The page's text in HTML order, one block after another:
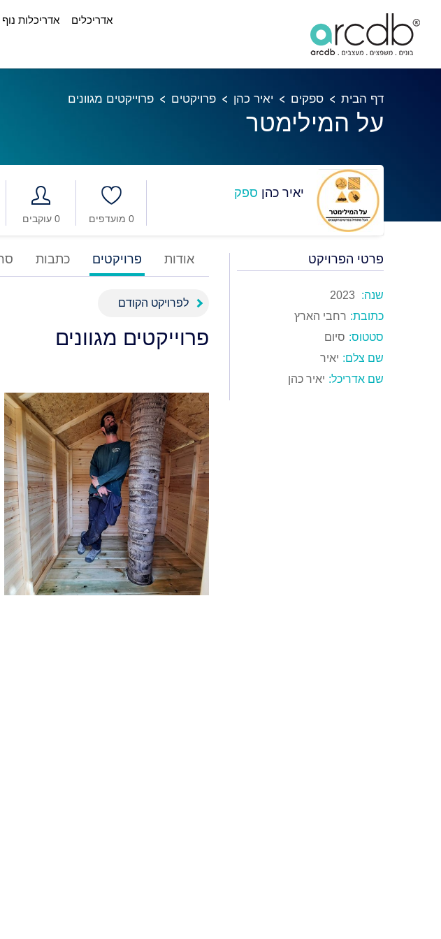
אדריכלים אדריכלות נוף
דף הבית ספקים יאיר כהן פרויקטים פרוייקטים מגוונים
על המילימטר
יאיר כהן ספק
0 עוקבים 0 מועדפים
פרטי הפרויקט
שנה: 2023
כתובת: רחבי הארץ
סטטוס: סיום
שם צלם: יאיר
שם אדריכל: יאיר כהן
אודות פרויקטים כתבות
לפרויקט הקודם
פרוייקטים מגוונים